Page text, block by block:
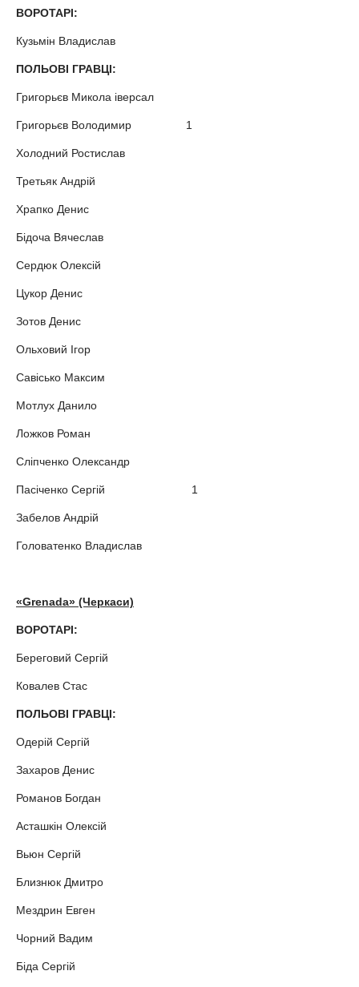
ВОРОТАРІ:
Кузьмін Владислав
ПОЛЬОВІ ГРАВЦІ:
Григорьєв Микола іверсал
Григорьєв Володимир 1
Холодний Ростислав
Третьяк Андрій
Храпко Денис
Бідоча Вячеслав
Сердюк Олексій
Цукор Денис
Зотов Денис
Ольховий Ігор
Савісько Максим
Мотлух Данило
Ложков Роман
Сліпченко Олександр
Пасіченко Сергій 1
Забелов Андрій
Головатенко Владислав
«Grenada» (Черкаси)
ВОРОТАРІ:
Береговий Сергій
Ковалев Стас
ПОЛЬОВІ ГРАВЦІ:
Одерій Сергій
Захаров Денис
Романов Богдан
Асташкін Олексій
Вьюн Сергій
Близнюк Дмитро
Мездрин Евген
Чорний Вадим
Біда Сергій